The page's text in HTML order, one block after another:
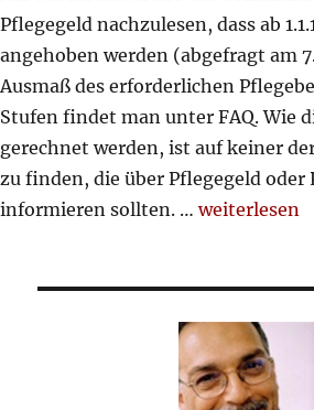
Pflegegeld nachzulesen, dass ab
angehoben werden (abgefragt am
Ausmaß des erforderlichen
Stufen findet man unter FAQ. Wie
gerechnet werden, ist auf keiner
zu finden, die über Pflegegeld oder
informieren sollten. …weiterlesen